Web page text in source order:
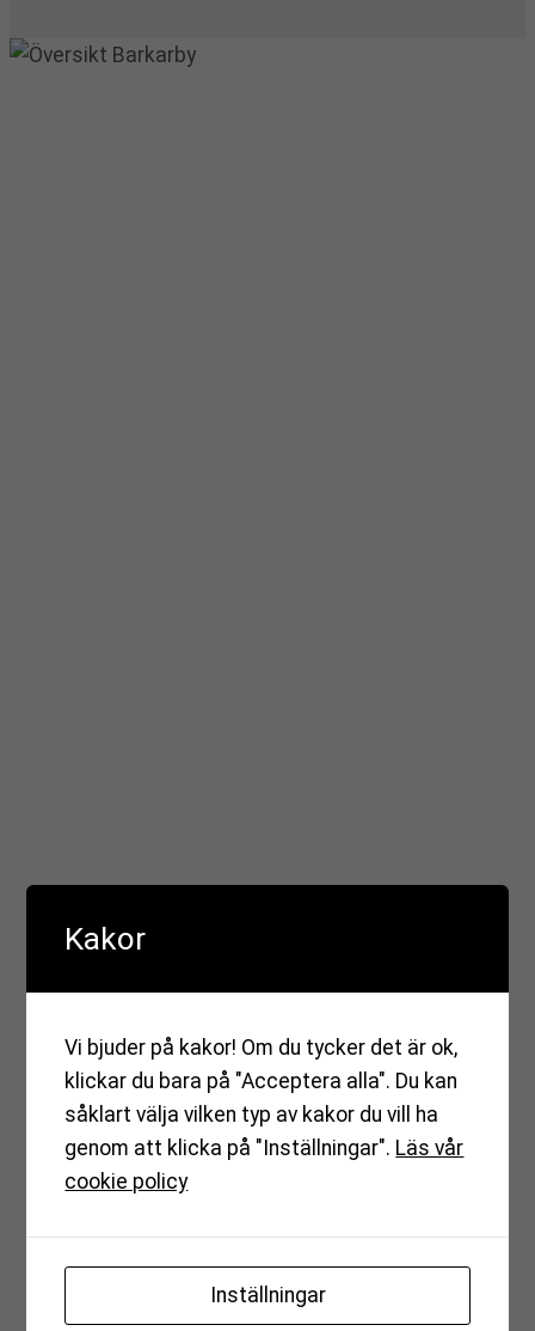
Hemsö
Hemsö planerar för Barkarby sjukhus –
framtidens sjukhus där modern vård och
nordvästra Stockholm.
Kakor
Vi bjuder på kakor! Om du tycker det är ok,
klickar du bara på "Acceptera alla". Du kan
såklart välja vilken typ av kakor du vill ha
genom att klicka på "Inställningar". Läs vår
cookie policy
Inställningar